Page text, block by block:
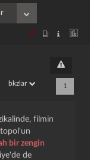
bkzlar 1
filmin
bir zengin
de